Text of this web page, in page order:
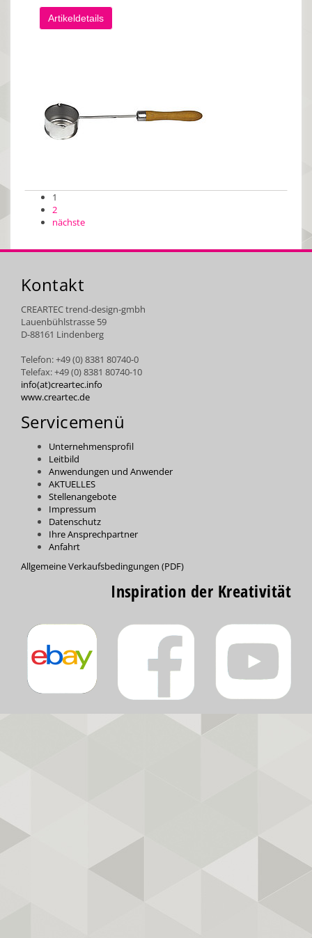
Artikeldetails
1
2
nächste
Kontakt
CREARTEC trend-design-gmbh
Lauenbühlstrasse 59
D-88161 Lindenberg
Telefon: +49 (0) 8381 80740-0
Telefax: +49 (0) 8381 80740-10
info(at)creartec.info
www.creartec.de
Servicemenü
Unternehmensprofil
Leitbild
Anwendungen und Anwender
AKTUELLES
Stellenangebote
Impressum
Datenschutz
Ihre Ansprechpartner
Anfahrt
Allgemeine Verkaufsbedingungen (PDF)
Inspiration der Kreativität